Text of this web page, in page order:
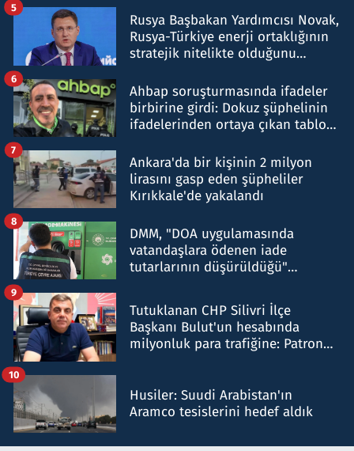
Rusya Başbakan Yardımcısı Novak,
Rusya-Türkiye enerji ortaklığının
stratejik nitelikte olduğunu
5
Ahbap soruşturmasında ifadeler
birbirine girdi: Dokuz şüphelinin
ifadelerinden ortaya çıkan tablo
6
Ankara'da bir kişinin 2 milyon
lirasını gasp eden şüpheliler
Kırıkkale'de yakalandı
7
DMM, "DOA uygulamasında
vatandaşlara ödenen iade
tutarlarının düşürüldüğü"
8
Tutuklanan CHP Silivri İlçe
Başkanı Bulut'un hesabında
milyonluk para trafiğine: Patron
9
Husiler: Suudi Arabistan'ın
Aramco tesislerini hedef aldık
10